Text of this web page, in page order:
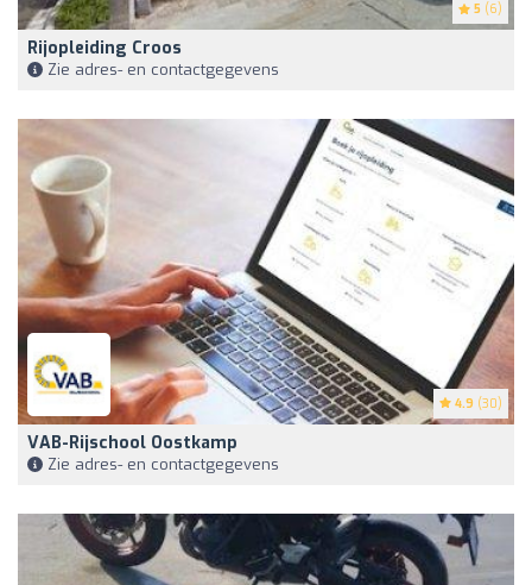
5 (6)
Rijopleiding Croos
Zie adres- en contactgegevens
4.9 (30)
VAB-Rijschool Oostkamp
Zie adres- en contactgegevens